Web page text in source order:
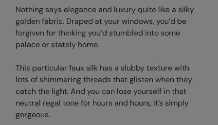
Nothing says elegance and luxury quite like a silky
golden fabric. Draped at your windows, you’d be
forgiven for thinking you’d stumbled into some
palace or stately home.
This particular faux silk has a slubby texture with
lots of shimmering threads that glisten when they
catch the light. And you can lose yourself in that
neutral regal tone for hours and hours, it’s simply
gorgeous.